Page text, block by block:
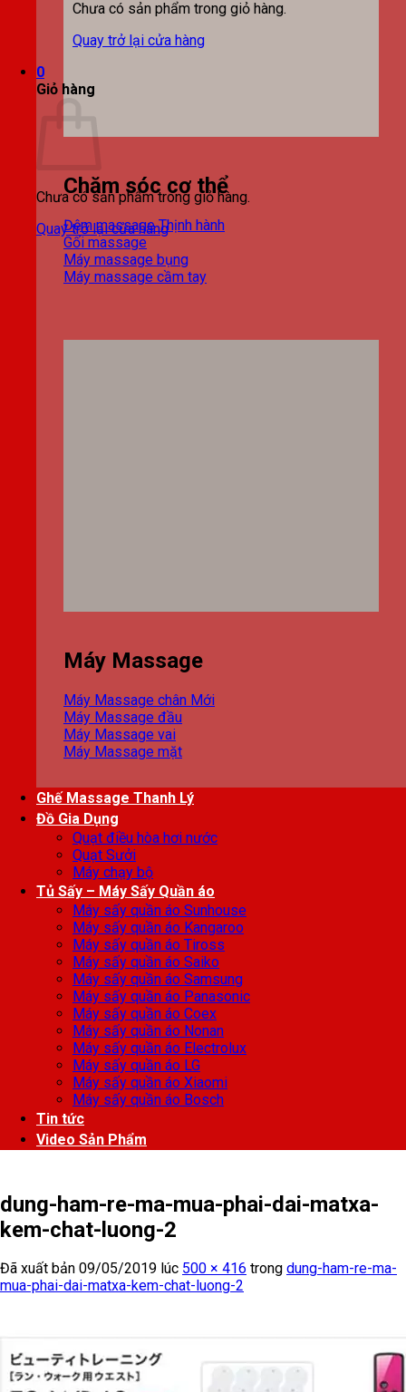
Chưa có sản phẩm trong giỏ hàng.
Quay trở lại cửa hàng
0
Giỏ hàng
Chưa có sản phẩm trong giỏ hàng.
Quay trở lại cửa hàng
Chăm sóc cơ thể
Đệm massage
Gối massage
Máy massage bụng
Máy massage cầm tay
Máy Massage
Máy Massage chân
Máy Massage đầu
Máy Massage vai
Máy Massage mặt
Ghế Massage Thanh Lý
Đồ Gia Dụng
Quạt điều hòa hơi nước
Quạt Sưởi
Máy chạy bộ
Tủ Sấy – Máy Sấy Quần áo
Máy sấy quần áo Sunhouse
Máy sấy quần áo Kangaroo
Máy sấy quần áo Tiross
Máy sấy quần áo Saiko
Máy sấy quần áo Samsung
Máy sấy quần áo Panasonic
Máy sấy quần áo Coex
Máy sấy quần áo Nonan
Máy sấy quần áo Electrolux
Máy sấy quần áo LG
Máy sấy quần áo Xiaomi
Máy sấy quần áo Bosch
Tin tức
Video Sản Phẩm
dung-ham-re-ma-mua-phai-dai-matxa-
kem-chat-luong-2
Đã xuất bản 09/05/2019 lúc 500 × 416 trong dung-ham-re-ma-
mua-phai-dai-matxa-kem-chat-luong-2